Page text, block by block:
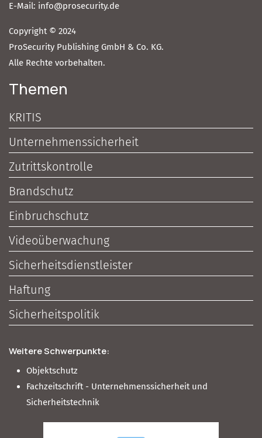
E-Mail: info@prosecurity.de
Copyright © 2024
ProSecurity Publishing GmbH & Co. KG.
Alle Rechte vorbehalten.
Themen
KRITIS
Unternehmenssicherheit
Zutrittskontrolle
Brandschutz
Einbruchschutz
Videoüberwachung
Sicherheitsdienstleister
Haftung
Sicherheitspolitik
Weitere Schwerpunkte:
Objektschutz
Fachzeitschrift - Unternehmenssicherheit und
Sicherheitstechnik